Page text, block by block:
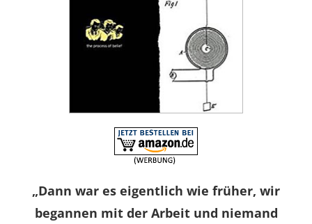
„Dann war es eigentlich wie früher, wir
begannen mit der Arbeit und niemand